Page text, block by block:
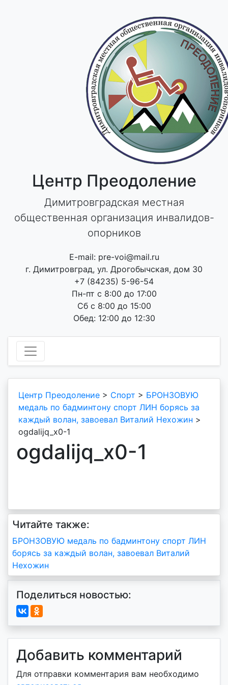
Центр Преодоление
Димитровградская местная
общественная организация инвалидов-
опорников
E-mail: pre-voi@mail.ru
г. Димитровград, ул. Дрогобычская, дом 30
+7 (84235) 5-96-54
Пн-пт с 8:00 до 17:00
Сб с 8:00 до 15:00
Обед: 12:00 до 12:30
Центр Преодоление > Спорт > БРОНЗОВУЮ
медаль по бадминтону спорт ЛИН борясь за
каждый волан, завоевал Виталий Нехожин >
ogdalijq_x0-1
ogdalijq_x0-1
Читайте также:
Навигация
по
записям
БРОНЗОВУЮ медаль по бадминтону спорт ЛИН
борясь за каждый волан, завоевал Виталий
Нехожин
Поделиться новостью:
Добавить комментарий
Для отправки комментария вам необходимо